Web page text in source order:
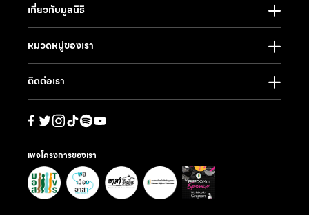
เกี่ยวกับมูลนิธิ
หมวดหมู่ของเรา
ติดต่อเรา
เพจโครงการของเรา